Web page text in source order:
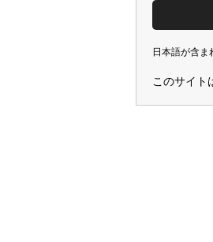
日本語が含ま
このサイト